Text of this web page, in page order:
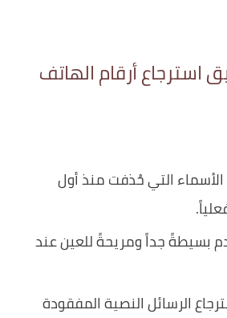
استرجاع ‏أرقام ‏الهاتف
التي حُذفت منذ أول
بسيطةً جداً ومريحةً للعين عند
الرسائل النصية المفقودة